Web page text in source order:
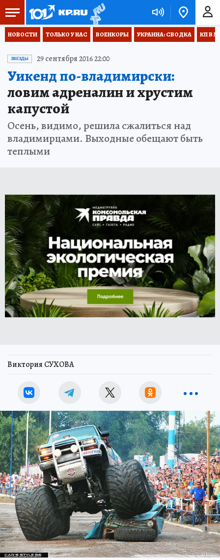
НОВОСТИ ТОЛЬКО У НАС ВОЕНКОРЫ УКРАИНА: СВОДКА КП В
ЗВЕЗДЫ 29 сентября 2016 22:00
Уикенд по-владимирски:
ловим адреналин и хрустим
капустой
Осень, видимо, решила сжалиться над
владимирцами. Выходные обещают быть
теплыми
Виктория СУХОВА